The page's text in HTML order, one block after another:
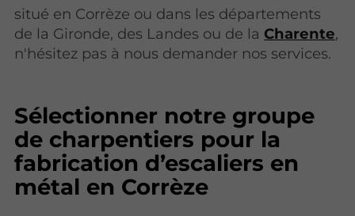
situé en Corrèze ou dans les départements
de la Gironde, des Landes ou de la Charente,
n'hésitez pas à nous demander nos services.
Sélectionner notre groupe
de charpentiers pour la
fabrication d’escaliers en
métal en Corrèze